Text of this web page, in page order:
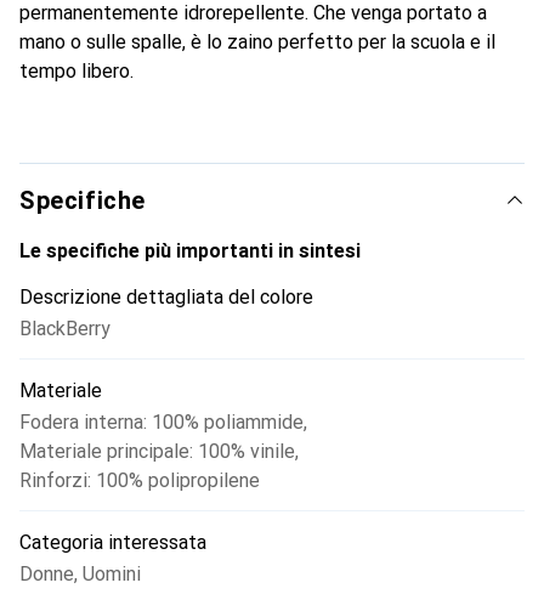
permanentemente idrorepellente. Che venga portato a
mano o sulle spalle, è lo zaino perfetto per la scuola e il
tempo libero.
Specifiche
Le specifiche più importanti in sintesi
Descrizione dettagliata del colore
BlackBerry
Materiale
Fodera interna: 100% poliammide,
Materiale principale: 100% vinile,
Rinforzi: 100% polipropilene
Categoria interessata
Donne, Uomini